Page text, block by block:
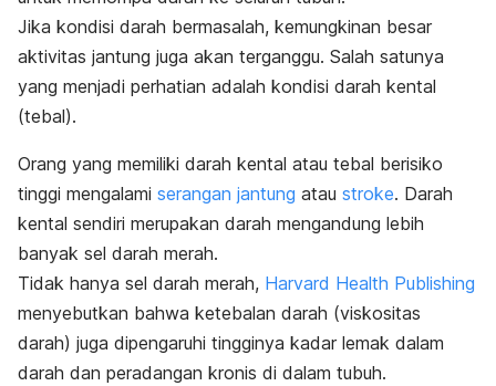
Jika kondisi darah bermasalah, kemungkinan besar
aktivitas jantung juga akan terganggu. Salah satunya
yang menjadi perhatian adalah kondisi darah kental
(tebal).
Orang yang memiliki darah kental atau tebal berisiko
tinggi mengalami serangan jantung atau stroke. Darah
kental sendiri merupakan darah mengandung lebih
banyak sel darah merah.
Tidak hanya sel darah merah, Harvard Health Publishing
menyebutkan bahwa ketebalan darah (viskositas
darah) juga dipengaruhi tingginya kadar lemak dalam
darah dan peradangan kronis di dalam tubuh.